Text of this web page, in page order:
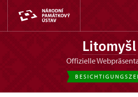
Litomyšl
offizielle